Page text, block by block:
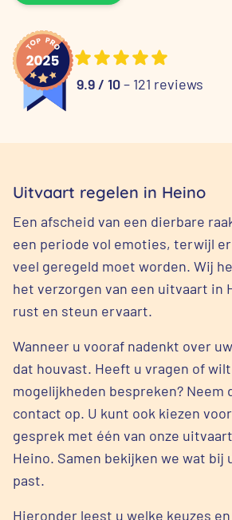
9.9 / 10– 121 reviews
Uitvaart regelen in Heino
Een afscheid van een dierbare
een periode vol emoties, terwijl
veel geregeld moet worden. Wij
het verzorgen van een uitvaart in
rust en steun ervaart.
Wanneer u vooraf nadenkt over
dat houvast. Heeft u vragen of
mogelijkheden bespreken? Neem
contact op. U kunt ook kiezen
gesprek met één van onze
Heino. Samen bekijken we wat bij
past.
Hieronder leest u welke keuzes